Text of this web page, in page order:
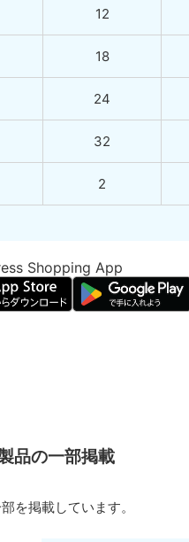
12
18
24
32
2
Shopping App
品の一部掲載
を掲載しています。